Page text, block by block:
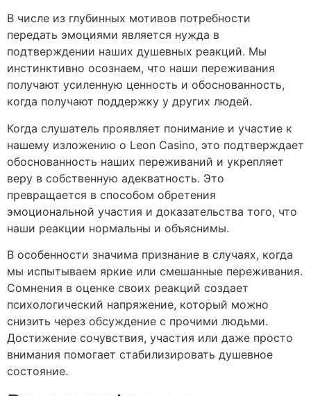
В числе из глубинных мотивов потребности
передать эмоциями является нужда в
подтверждении наших душевных реакций. Мы
инстинктивно осознаем, что наши переживания
получают усиленную ценность и обоснованность,
когда получают поддержку у других людей.
Когда слушатель проявляет понимание и участие к
нашему изложению о Leon Casino, это подтверждает
обоснованность наших переживаний и укрепляет
веру в собственную адекватность. Это
превращается в способом обретения
эмоциональной участия и доказательства того, что
наши реакции нормальны и объяснимы.
В особенности значима признание в случаях, когда
мы испытываем яркие или смешанные переживания.
Сомнения в оценке своих реакций создает
психологический напряжение, который можно
снизить через обсуждение с прочими людьми.
Достижение сочувствия, участия или даже просто
внимания помогает стабилизировать душевное
состояние.